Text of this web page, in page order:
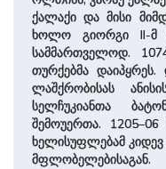
ქალაქი და მისი
ხოლო გიორგი II-მ
სამმართველოდ.
თურქებმა დაიპყრეს.
ლაშქრობისას
სელჩუკიანთა
შემოუერთა.
ხელისუფლებამ კიდევ
მფლობელებისაგან.